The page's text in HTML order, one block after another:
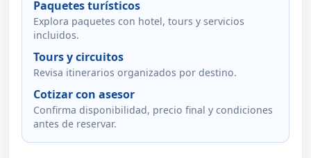
Paquetes turísticos
Explora paquetes con hotel, tours y servicios
incluidos.
Tours y circuitos
Revisa itinerarios organizados por destino.
Cotizar con asesor
Confirma disponibilidad, precio final y condiciones
antes de reservar.